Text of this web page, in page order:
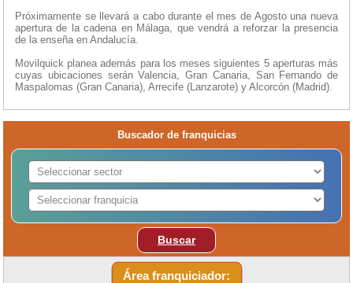
Próximamente se llevará a cabo durante el mes de Agosto una nueva
apertura de la cadena en Málaga, que vendrá a reforzar la presencia
de la enseña en Andalucía.
Movilquick planea además para los meses siguientes 5 aperturas más
cuyas ubicaciones serán Valencia, Gran Canaria, San Fernando de
Maspalomas (Gran Canaria), Arrecife (Lanzarote) y Alcorcón (Madrid).
Buscador de franquicias
Buscar
Área franquiciador: